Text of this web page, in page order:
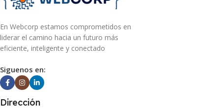
En Webcorp estamos comprometidos en
liderar el camino hacia un futuro más
eficiente, inteligente y conectado
Siguenos en:
Dirección